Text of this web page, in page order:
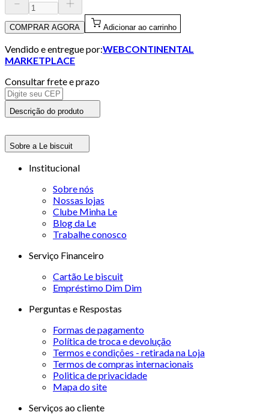
COMPRAR AGORA Adicionar ao carrinho
Vendido e entregue por:WEBCONTINENTAL
MARKETPLACE
Consultar frete e prazo
Descrição do produto
Sobre a Le biscuit
Institucional
Sobre nós
Nossas lojas
Clube Minha Le
Blog da Le
Trabalhe conosco
Serviço Financeiro
Cartão Le biscuit
Empréstimo Dim Dim
Perguntas e Respostas
Formas de pagamento
Política de troca e devolução
Termos e condições - retirada na Loja
Termos de compras internacionais
Politica de privacidade
Mapa do site
Serviços ao cliente